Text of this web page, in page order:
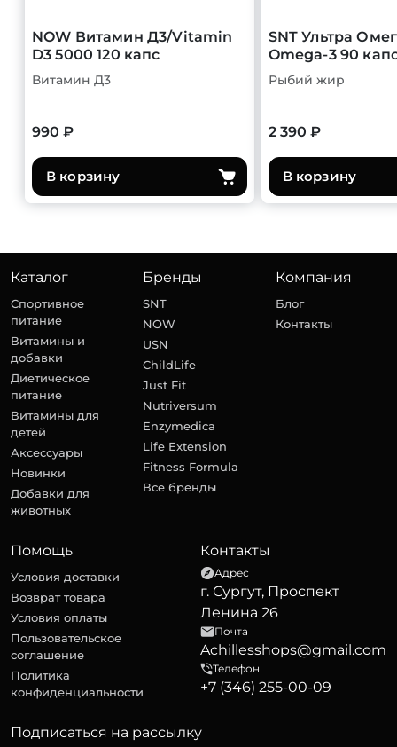
NOW Витамин Д3/Vitamin
D3 5000 120 капс
Витамин Д3
990 ₽
В корзину
SNT Ультра
Omega-3 90
Рыбий жир
2 390 ₽
В корзину
Каталог
Спортивное
питание
Витамины и
добавки
Диетическое
питание
Витамины для
детей
Аксессуары
Новинки
Добавки для
животных
Бренды
SNT
NOW
USN
ChildLife
Just Fit
Nutriversum
Enzymedica
Life Extension
Fitness Formula
Все бренды
Компания
Блог
Контакты
Помощь
Условия доставки
Возврат товара
Условия оплаты
Пользовательское
соглашение
Политика
конфиденциальности
Контакты
Адрес
г. Сургут, Проспект
Ленина 26
Почта
Achillesshops@gmail.com
Телефон
+7 (346) 255-00-09
Подписаться на рассылку